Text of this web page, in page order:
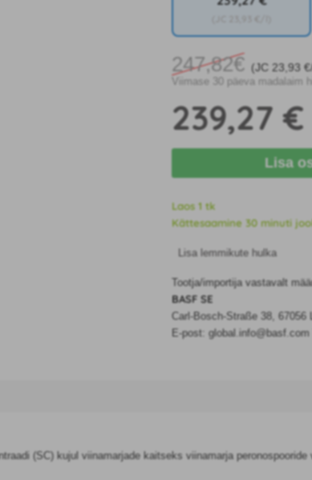
,93 €/l)
247,82€ (JC23 ,93
Viimase 30 päeva madalaim
239,27 €
Lisa
Laos 1 tk
Kättesaamine 30 minuti
Lisa lemmikute hulka
Tootja/importija vastavalt
BASF SE
Carl-Bosch-Straße 38, 67056
E-post:
(SC) kujul viinamarjade kaitseks viinamarja peronospooride